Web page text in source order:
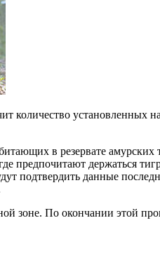
установленных
в резервате амурских
предпочитают держаться
данные
зоне. По окончании этой